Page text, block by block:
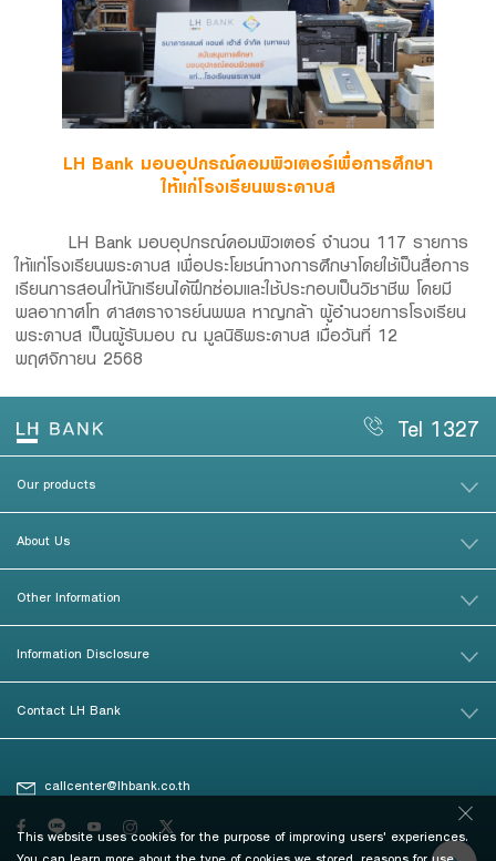
LH Bank มอบอุปกรณ์คอมพิวเตอร์เพื่อการศึกษา
ให้แก่โรงเรียนพระดาบส
LH Bank มอบอุปกรณ์คอมพิวเตอร์ จำนวน 117 รายการ
ให้แก่โรงเรียนพระดาบส เพื่อประโยชน์ทางการศึกษาโดยใช้เป็นสื่อการ
เรียนการสอนให้นักเรียนได้ฝึกซ่อมและใช้ประกอบเป็นวิชาชีพ โดยมี
พลอากาศโท ศาสตราจารย์นพพล หาญกล้า ผู้อำนวยการโรงเรียน
พระดาบส เป็นผู้รับมอบ ณ มูลนิธิพระดาบส เมื่อวันที่ 12
พฤศจิกายน 2568
Tel 1327
Our products
About Us
Other Information
Information Disclosure
Contact LH Bank
callcenter@lhbank.co.th
This website uses cookies for the purpose of improving users' experiences.